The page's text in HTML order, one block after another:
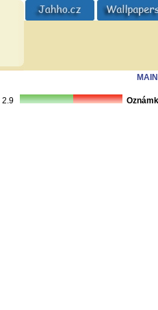
MAIN
2.9